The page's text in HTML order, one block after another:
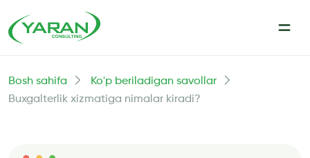
Bosh sahifa
Ko'p beriladigan savollar
Buxgalterlik xizmatiga nimalar kiradi?